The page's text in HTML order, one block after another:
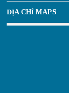
ĐỊA CHỈ MAPS